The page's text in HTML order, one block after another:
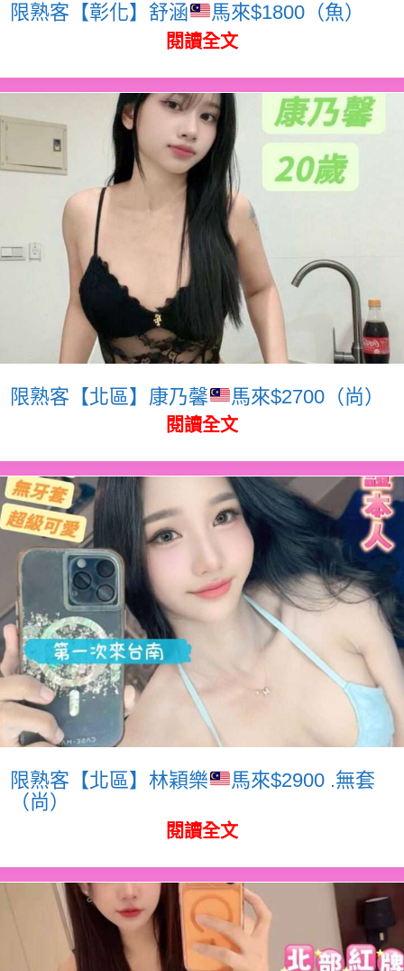
限熟客【彰化】舒涵 馬來$1800（魚）
閱讀全文
限熟客【北區】康乃馨 馬來$2700（尚）
閱讀全文
限熟客【北區】林穎樂
馬來$2900 .無套
（尚）
閱讀全文